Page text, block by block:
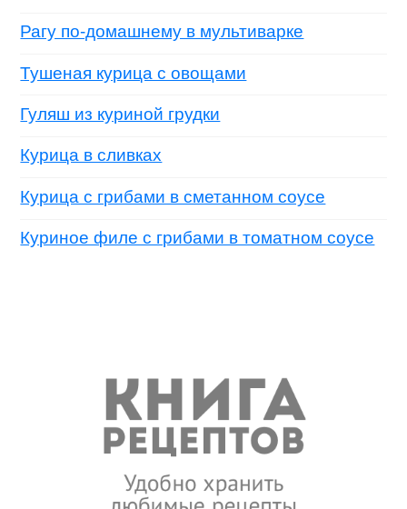
Рагу по-домашнему в мультиварке
Тушеная курица с овощами
Гуляш из куриной грудки
Курица в сливках
Курица с грибами в сметанном соусе
Куриное филе с грибами в томатном соусе